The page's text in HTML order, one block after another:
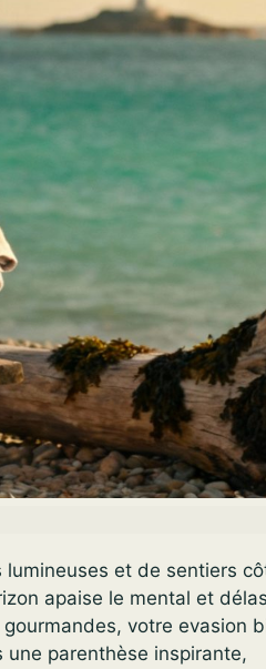
et de sentiers
apaise le mental et
votre evasion
parenthèse inspirante,